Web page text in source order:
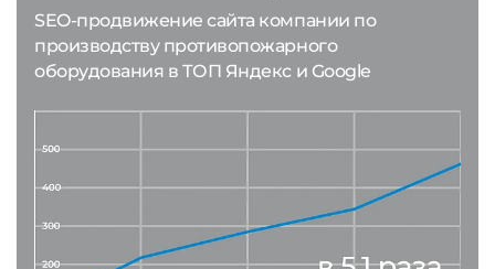
SEO-продвижение сайта компании по
производству противопожарного
оборудования в ТОП Яндекс и Google